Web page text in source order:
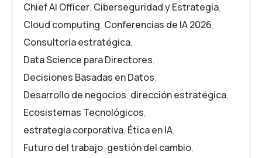
Chief AI Officer, Ciberseguridad y Estrategia,
Cloud computing, Conferencias de IA 2026,
Consultoría estratégica,
Data Science para Directores,
Decisiones Basadas en Datos,
Desarrollo de negocios, dirección estratégica,
Ecosistemas Tecnológicos,
estrategia corporativa, Ética en IA,
Futuro del trabajo, gestión del cambio,